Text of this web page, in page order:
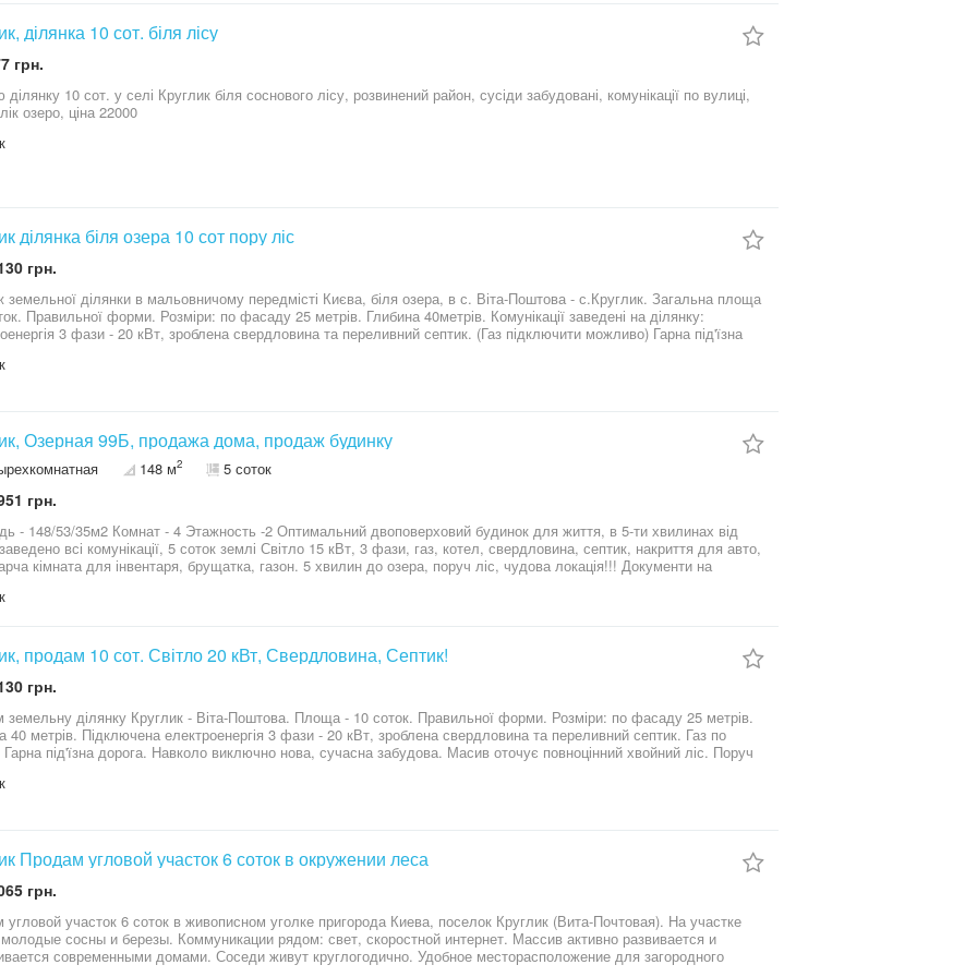
керамогранітна плитка, комбінація декоративної штукатурки та фарбованих стін, в
плитку під цеглу… Стеля з гіпсокартону. Декілька режимів освітлення. Ремонт виконано для
проживання. Використовували лише якісні матеріали. З кухні є вихід на внутрішній двір. Великі панорамні
на першому так і другому поверсі, додають будинку затишку, світла та є родзинкою забудови! Сходи на другий
дерево. Вони не тільки стильно виглядають, а ще й комфортні та зручні! На другому поверсі
санвузол (ванна кімната), батьківська спальня з виходом на терасу, та дитяча кімната з балконом. В
великий та вмісткий гардероб. Просторі кімнати з цікавими інтер'єрними ідеями, що роблять їх
та сучасними. Н
ділянка 10 сот. біля лісу
грн.
10 сот. у селі Круглик біля соснового лісу, розвинений район, сусіди забудовані, комунікації по вулиці,
озеро, ціна 22000
ділянка біля озера 10 сот пору ліс
грн.
ділянки в мальовничому передмісті Києва, біля озера, в с. Віта-Поштова - с.Круглик. Загальна площа
Правильної форми. Розміри: по фасаду 25 метрів. Глибина 40метрів. Комунікації заведені на ділянку:
3 фази - 20 кВт, зроблена свердловина та переливний септик. (Газ підключити можливо) Гарна під'їзна
сучасна забудова. Сусіди проживають на постійній основі. В пішій доступності (200 метрів) магазин та спорт
Озерная 99Б, продажа дома, продаж будинку
148 м2 5 соток
грн.
Комнат - 4 Этажность -2 Оптимальний двоповерховий будинок для життя, в 5-ти хвилинах від
всі комунікації, 5 соток землі Світло 15 кВт, 3 фази, газ, котел, свердловина, септик, накриття для авто,
для інвентаря, брущатка, газон. 5 хвилин до озера, поруч ліс, чудова локація!!! Документи на
продам 10 сот. Світло 20 кВт, Свердловина, Септик!
грн.
земельну ділянку Круглик - Віта-Поштова. Площа - 10 соток. Правильної форми. Розміри: по фасаду 25 метрів.
40 метрів. Підключена електроенергія 3 фази - 20 кВт, зроблена свердловина та переливний септик. Газ по
виключно нова, сучасна забудова. Масив оточує повноцінний хвойний ліс. Поруч
інформацією, телефонуйте.
Продам угловой участок 6 соток в окружении леса
грн.
угловой участок 6 соток в живописном уголке пригорода Киева, поселок Круглик (Вита-Почтовая). На участке
молодые сосны и березы. Коммуникации рядом: свет, скоростной интернет. Массив активно развивается и
современными домами. Соседи живут круглогодично. Удобное месторасположение для загородного